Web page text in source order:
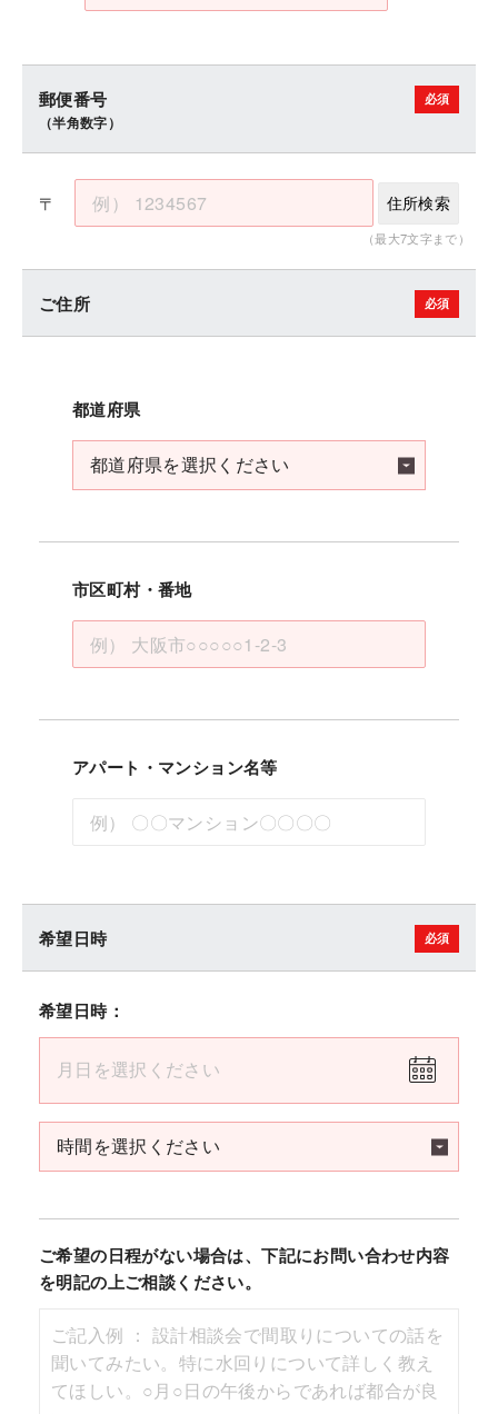
郵便番号
（半角数字）
〒
（最大7文字まで）
住所検索
ご住所
都道府県
市区町村・番地
アパート・マンション名等
希望日時
希望日時：
ご希望の日程がない場合は、下記にお問い合わせ内容
を明記の上ご相談ください。